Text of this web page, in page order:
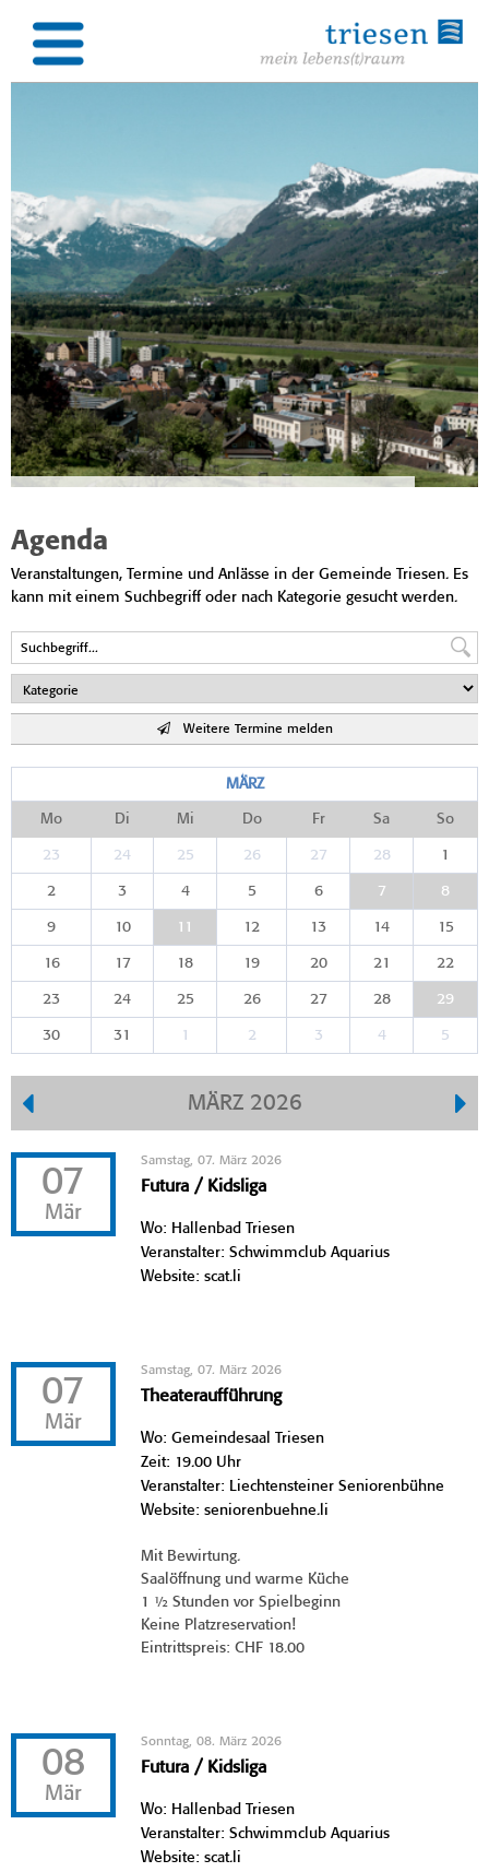
Agenda
Veranstaltungen, Termine und Anlässe in der Gemeinde Triesen. Es
kann mit einem Suchbegriff oder nach Kategorie gesucht werden.
Weitere Termine melden
MÄRZ
Mo Di Mi Do Fr Sa So
23 24 25 26 27 28 1
2 3 4 5 6 7 8
9 10 11 12 13 14 15
16 17 18 19 20 21 22
23 24 25 26 27 28 29
30 31 1 2 3 4 5
MÄRZ 2026
07
Mär
Samstag, 07. März 2026
Futura / Kidsliga
Wo: Hallenbad Triesen
Veranstalter: Schwimmclub Aquarius
Website: scat.li
07
Mär
Samstag, 07. März 2026
Theateraufführung
Wo: Gemeindesaal Triesen
Zeit: 19.00 Uhr
Veranstalter: Liechtensteiner Seniorenbühne
Website: seniorenbuehne.li
Mit Bewirtung.
Saalöffnung und warme Küche
1 ½ Stunden vor Spielbeginn
Keine Platzreservation!
Eintrittspreis: CHF 18.00
08
Mär
Sonntag, 08. März 2026
Futura / Kidsliga
Wo: Hallenbad Triesen
Veranstalter: Schwimmclub Aquarius
Website: scat.li